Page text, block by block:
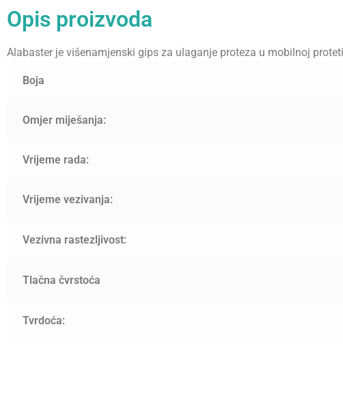
Opis proizvoda
Alabaster je višenamjenski gips za ulaganje proteza u mobilnoj
Boja
Omjer miješanja:
Vrijeme rada:
Vrijeme vezivanja:
Vezivna rastezljivost:
Tlačna čvrstoća
Tvrdoća: